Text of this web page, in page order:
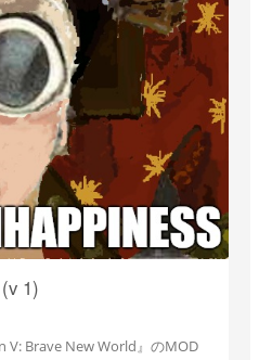
1)
V: Brave New World』のMOD